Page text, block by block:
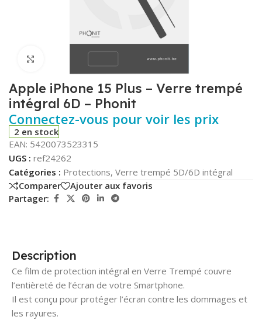
Apple iPhone 15 Plus – Verre trempé
intégral 6D – Phonit
Connectez-vous pour voir les prix
2 en stock
EAN: 5420073523315
UGS : ref24262
Catégories : Protections, Verre trempé 5D/6D intégral
Comparer
Ajouter aux favoris
Partager:
Description
Ce film de protection intégral en Verre Trempé couvre
l’entièreté de l’écran de votre Smartphone.
Il est conçu pour protéger l’écran contre les dommages et
les rayures.